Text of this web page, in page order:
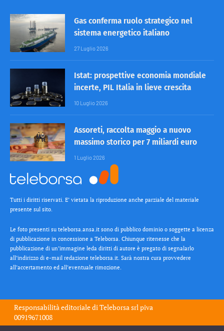
Gas conferma ruolo strategico nel
sistema energetico italiano
27 Luglio 2026
Istat: prospettive economia mondiale
incerte, PIL Italia in lieve crescita
10 Luglio 2026
Assoreti, raccolta maggio a nuovo
massimo storico per 7 miliardi euro
1 Luglio 2026
Tutti i diritti riservati. E’ vietata la riproduzione anche parziale del materiale
presente sul sito.
Le foto presenti su teleborsa.ansa.it sono di pubblico dominio o soggette a licenza
di pubblicazione in concessione a Teleborsa. Chiunque ritenesse che la
pubblicazione di un’immagine leda diritti di autore è pregato di segnalarlo
all’indirizzo di e-mail redazione teleborsa.it. Sarà nostra cura provvedere
all’accertamento ed all’eventuale rimozione.
Responsabilità editoriale diTeleborsa srl piva
00919671008